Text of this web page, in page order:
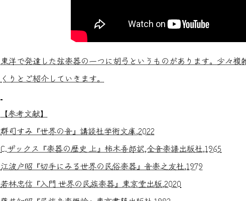
東洋で発達した弦楽器の一つに胡弓というものがあります。少々
くりとご紹介していきます。
【参考文献】
群司すみ『世界の音』講談社学術文庫,2022
C.ザックス『楽器の歴史 上』柿木吾郎訳,全音楽譜出版社,1965
江波戸昭『切手にみる世界の民俗楽器』音楽之友社,1979
若林忠信『入門 世界の民族楽器』東京堂出版,2020